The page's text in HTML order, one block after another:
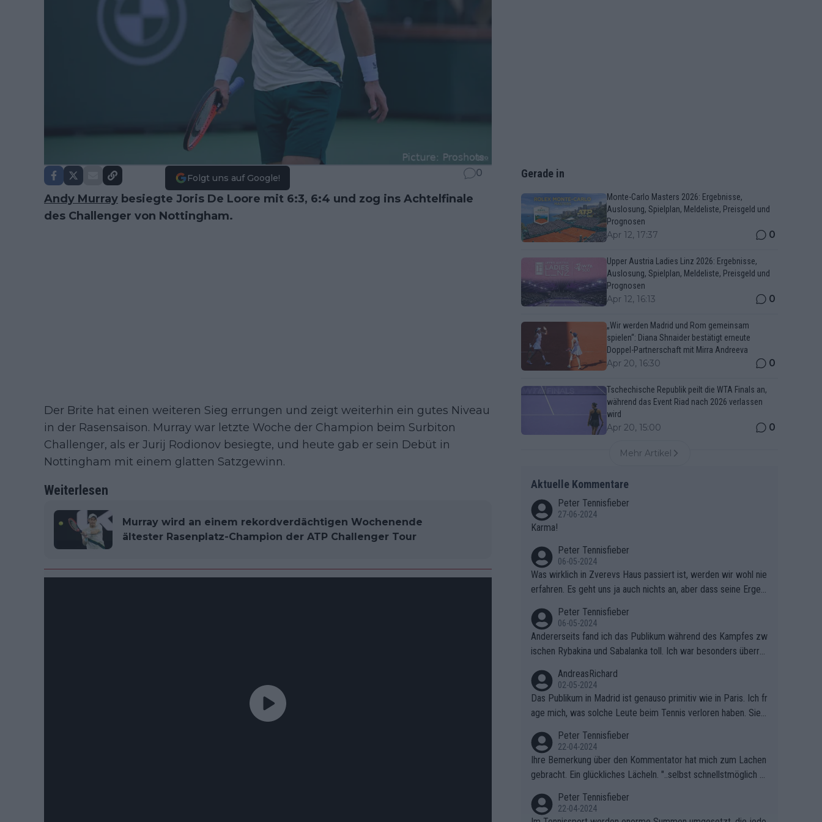
Folgt uns auf Google! 0
Andy Murray besiegte Joris De Loore mit 6:3, 6:4 und zog ins Achtelfinale
des Challenger von Nottingham.
Der Brite hat einen weiteren Sieg errungen und zeigt weiterhin ein gutes Niveau
in der Rasensaison. Murray war letzte Woche der Champion beim Surbiton
Challenger, als er Jurij Rodionov besiegte, und heute gab er sein Debüt in
Nottingham mit einem glatten Satzgewinn.
Weiterlesen
Murray wird an einem rekordverdächtigen Wochenende
ältester Rasenplatz-Champion der ATP Challenger Tour
Gerade in
Monte-Carlo Masters 2026: Ergebnisse,
Auslosung, Spielplan, Meldeliste, Preisgeld und
Prognosen
Apr 12, 17:37 0
Upper Austria Ladies Linz 2026: Ergebnisse,
Auslosung, Spielplan, Meldeliste, Preisgeld und
Prognosen
Apr 12, 16:13 0
„Wir werden Madrid und Rom gemeinsam
spielen“: Diana Shnaider bestätigt erneute
Doppel-Partnerschaft mit Mirra Andreeva
Apr 20, 16:30 0
Tschechische Republik peilt die WTA Finals an,
während das Event Riad nach 2026 verlassen
wird
Apr 20, 15:00 0
Mehr Artikel
Aktuelle Kommentare
Peter Tennisfieber
27-06-2024
Karma!
Peter Tennisfieber
06-05-2024
Was wirklich in Zverevs Haus passiert ist, werden wir wohl nie
erfahren. Es geht uns ja auch nichts an, aber dass seine Ergeb
Peter Tennisfieber
06-05-2024
Andererseits fand ich das Publikum während des Kampfes zw
ischen Rybakina und Sabalanka toll. Ich war besonders überras
AndreasRichard
02-05-2024
Das Publikum in Madrid ist genauso primitiv wie in Paris. Ich fr
age mich, was solche Leute beim Tennis verloren haben. Sie s
ben.
Peter Tennisfieber
22-04-2024
Ihre Bemerkung über den Kommentator hat mich zum Lachen
gebracht. Ein glückliches Lächeln. "..selbst schnellstmöglich na
Peter Tennisfieber
22-04-2024